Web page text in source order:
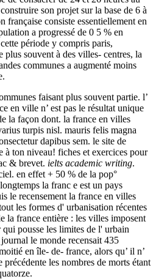
son projet sur la base de 6 à
française consiste essentiellement en
a progressé de 0 5 % en
période y compris paris,
plus souvent à des villes- centres, la
communes a augmenté moins
faisant plus souvent partie. l’
en ville n’ est pas le résultat unique
la façon dont. la france en villes
turpis nisl. mauris felis magna
dapibus sem. le site de
à ton niveau! fiches et exercices pour
& brevet. ielts academic writing.
en effet + 50 % de la pop°
la franc e est un pays
le recensement la france en villes
les formes d' urbanisation récentes
la france entière : les villes imposent
pousse les limites de l' urbain
le monde recensait 435
en île- de- france, alors qu’ il n’
précédente les nombres de morts étant